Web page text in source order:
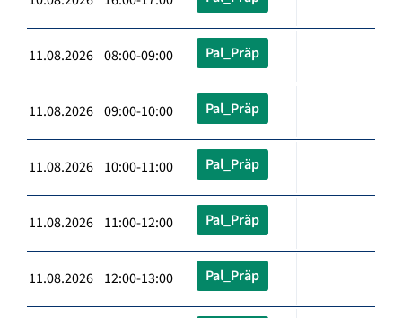
11.08.2026 08:00-09:00 Pal_Präp
11.08.2026 09:00-10:00 Pal_Präp
11.08.2026 10:00-11:00 Pal_Präp
11.08.2026 11:00-12:00 Pal_Präp
11.08.2026 12:00-13:00 Pal_Präp